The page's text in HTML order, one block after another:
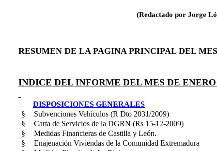
(Redactado por Jorge
RESUMEN DE LA PAGINA PRINCIPAL DEL
INDICE DEL INFORME DEL MES DE ENERO
DISPOSICIONES GENERALES
§
Subvenciones Vehículos (R Dto 2031/2009)
§
Carta de Servicios de la DGRN (Rs 15-12-2009)
§
Medidas Financieras de Castilla y León.
§
Enajenación Viviendas de la Comunidad Extremadura